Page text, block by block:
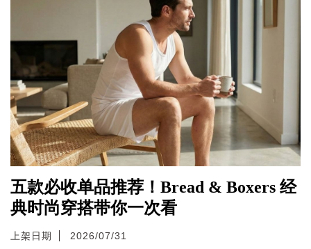
五款必收单品推荐！Bread & Boxers 经
典时尚穿搭带你一次看
上架日期 2026/07/31